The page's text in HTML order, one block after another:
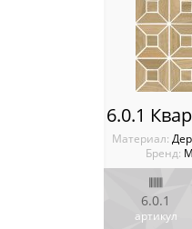
Материал:
Бренд:
6.0.1
артикул